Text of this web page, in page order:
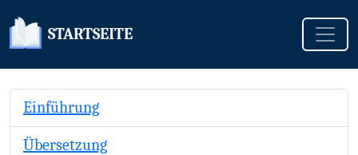
STARTSEITE
Einführung
Übersetzung